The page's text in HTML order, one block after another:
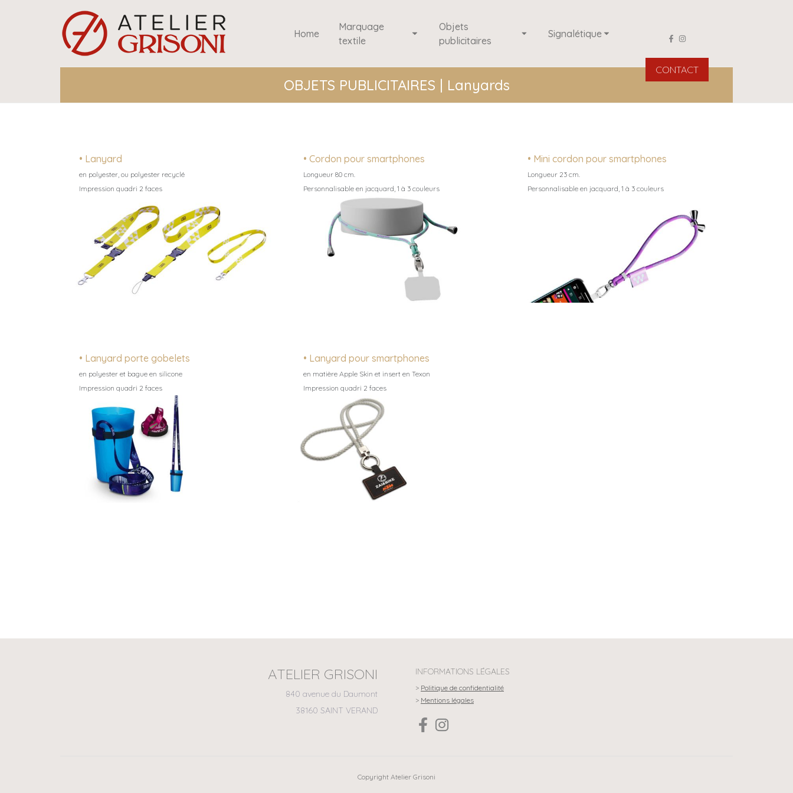
Home
Marquage
textile
Objets
publicitaires
Signalétique
CONTACT
OBJETS PUBLICITAIRES | Lanyards
• Lanyard
en polyester, ou polyester recyclé
Impression quadri 2 faces
• Cordon pour smartphones
Longueur 80 cm.
Personnalisable en jacquard, 1 à 3 couleurs
• Mini cordon pour smartphones
Longueur 23 cm.
Personnalisable en jacquard, 1 à 3 couleurs
• Lanyard porte gobelets
en polyester et bague en silicone
Impression quadri 2 faces
• Lanyard pour smartphones
en matière Apple Skin et insert en Texon
Impression quadri 2 faces
ATELIER GRISONI
840 avenue du Daumont
38160 SAINT VERAND
INFORMATIONS LÉGALES
> Politique de confidentialité
> Mentions légales
Copyright Atelier Grisoni